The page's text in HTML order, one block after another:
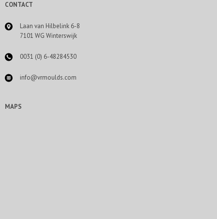
CONTACT
Laan van Hilbelink 6-8
7101 WG Winterswijk
0031 (0) 6-48284530
info@vrmoulds.com
MAPS